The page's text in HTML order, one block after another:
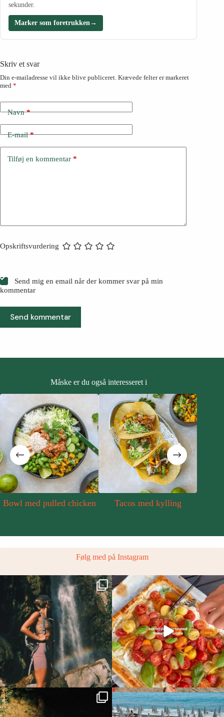
sekunder.
Marker som foretrukken →
Skriv et svar
Din e-mailadresse vil ikke blive publiceret. Krævede felter er markeret
med *
Navn*
E-mail*
Tilføj en kommentar *
Opskriftsvurdering
Send mig en email når der kommer svar på min
kommentar
Send kommentar
Måske er du også interesseret i
Bowl med pulled chicken Tacos med kylling
Følg med på Instagram